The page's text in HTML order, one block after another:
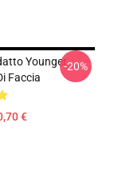
Younger
Faccia
€
-20%